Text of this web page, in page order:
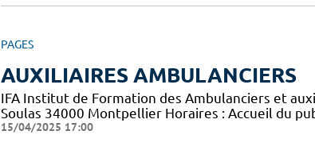
PAGES
AUXILIAIRES AMBULANCIERS
IFA Institut de Formation des Ambulanciers et
Soulas 34000 Montpellier Horaires : Accueil du
15/04/2025 17:00